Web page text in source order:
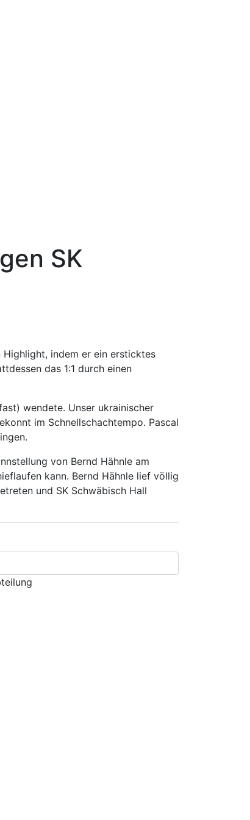
SK
Highlight, indem er ein ersticktes
das 1:1 durch einen
wendete. Unser ukrainischer
im Schnellschachtempo. Pascal
von Bernd Hähnle am
kann. Bernd Hähnle lief völlig
und SK Schwäbisch Hall